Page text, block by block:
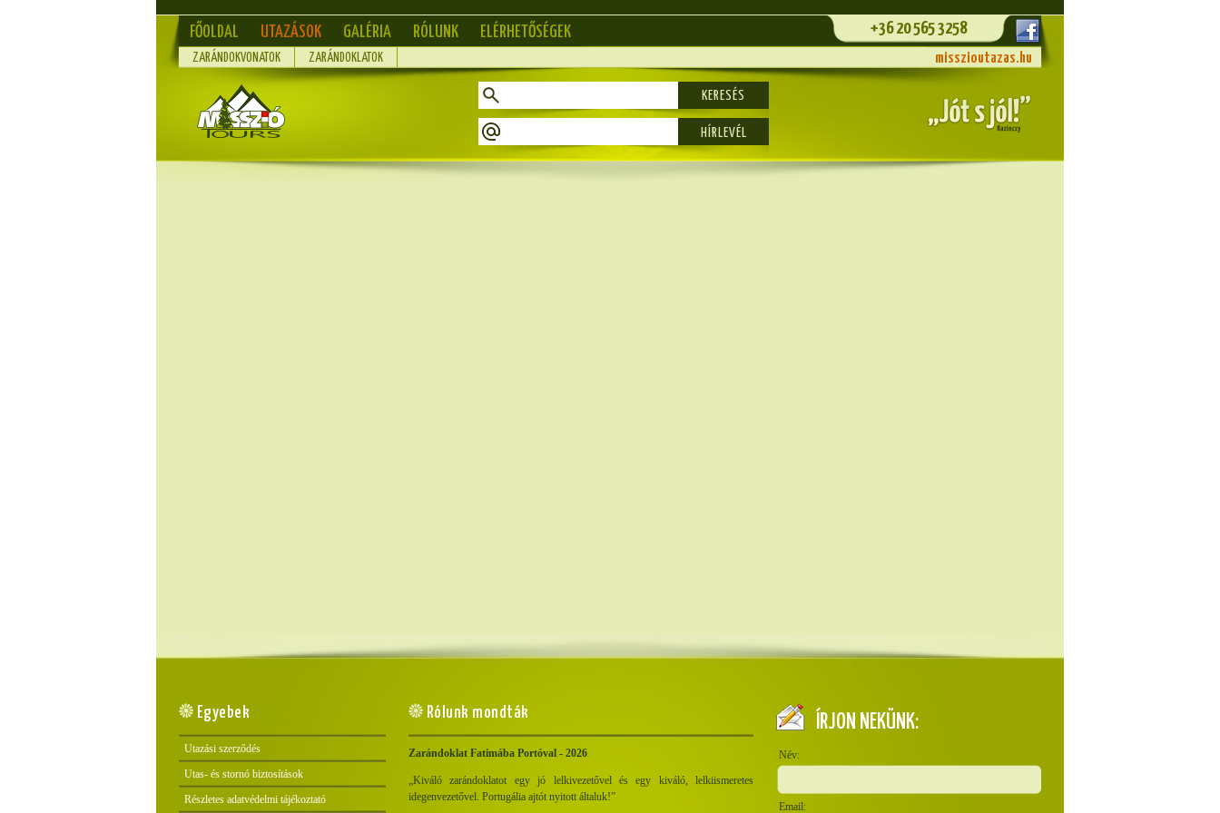
FŐOLDAL UTAZÁSOK GALÉRIA RÓLUNK ELÉRHETŐSÉGEK +36 20 565 3258
ZARÁNDOKVONATOK ZARÁNDOKLATOK misszioutazas.hu
KERESÉS
Egyebek
Utazási szerződés
Utas- és stornó biztosítások
Részletes adatvédelmi tájékoztató
Rólunk mondták
Zarándoklat Fatimába Portóval - 2026
„Kiváló zarándoklatot egy jó lelkivezetővel és egy kiváló, lelkiismeretes
idegenvezetővel. Portugália ajtót nyitott általuk!”